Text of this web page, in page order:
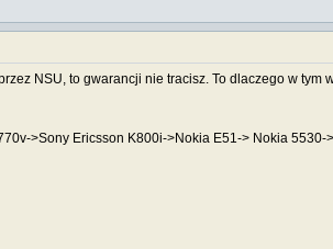
NSU, to gwarancji nie tracisz. To dlaczego w
>Sony Ericsson K800i->Nokia E51-> Nokia